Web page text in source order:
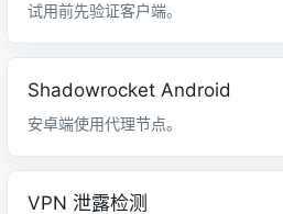
试用前先验证客户端。
Shadowrocket Android
安卓端使用代理节点。
VPN 泄露检测